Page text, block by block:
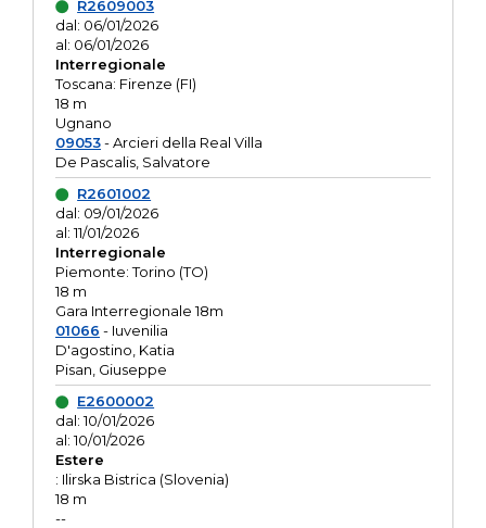
R2609003
dal: 06/01/2026
al: 06/01/2026
Interregionale
Toscana: Firenze (FI)
18 m
Ugnano
09053- Arcieri della Real Villa
De Pascalis, Salvatore
R2601002
dal: 09/01/2026
al: 11/01/2026
Interregionale
Piemonte: Torino (TO)
18 m
Gara Interregionale 18m
01066 - Iuvenilia
D'agostino, Katia
Pisan, Giuseppe
E2600002
dal: 10/01/2026
al: 10/01/2026
Estere
: Ilirska Bistrica (Slovenia)
18 m
--